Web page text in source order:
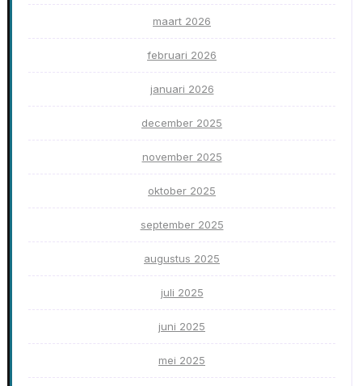
maart 2026
februari 2026
januari 2026
december 2025
november 2025
oktober 2025
september 2025
augustus 2025
juli 2025
juni 2025
mei 2025